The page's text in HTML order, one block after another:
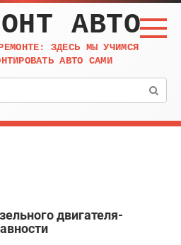
АВТО
ЗДЕСЬ МЫ УЧИМСЯ
АВТО САМИ
двигателя-